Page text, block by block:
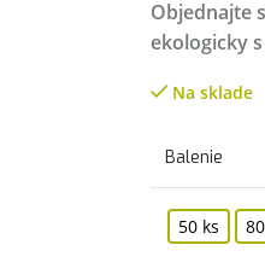
Objednajte
ekologicky
Na sklade
Balenie
50 ks